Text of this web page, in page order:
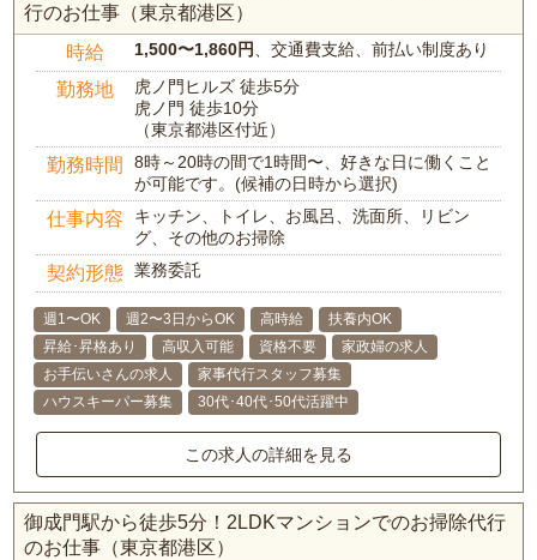
行のお仕事（東京都港区）
時給 1,500〜1,860円、交通費支給、前払い制度あり
勤務地
虎ノ門ヒルズ 徒歩5分
虎ノ門 徒歩10分
（東京都港区付近）
勤務時間
8時～20時の間で1時間〜、好きな日に働くこと
が可能です。(候補の日時から選択)
仕事内容
キッチン、トイレ、お風呂、洗面所、リビン
グ、その他のお掃除
契約形態 業務委託
週1〜OK 週2〜3日からOK 高時給
扶養内OK
昇給･昇格あり
高収入可能 資格不要
家政婦の求人
お手伝いさんの求人
家事代行スタッフ募集
ハウスキーパー募集
30代･40代･50代活躍中
この求人の詳細を見る
御成門駅から徒歩5分！2LDKマンションでのお掃除代行
のお仕事（東京都港区）